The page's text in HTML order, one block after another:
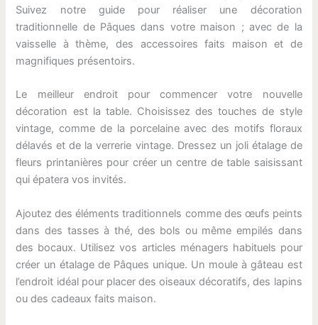
Suivez notre guide pour réaliser une décoration
traditionnelle de Pâques dans votre maison ; avec de la
vaisselle à thème, des accessoires faits maison et de
magnifiques présentoirs.
Le meilleur endroit pour commencer votre nouvelle
décoration est la table. Choisissez des touches de style
vintage, comme de la porcelaine avec des motifs floraux
délavés et de la verrerie vintage. Dressez un joli étalage de
fleurs printanières pour créer un centre de table saisissant
qui épatera vos invités.
Ajoutez des éléments traditionnels comme des œufs peints
dans des tasses à thé, des bols ou même empilés dans
des bocaux. Utilisez vos articles ménagers habituels pour
créer un étalage de Pâques unique. Un moule à gâteau est
l’endroit idéal pour placer des oiseaux décoratifs, des lapins
ou des cadeaux faits maison.